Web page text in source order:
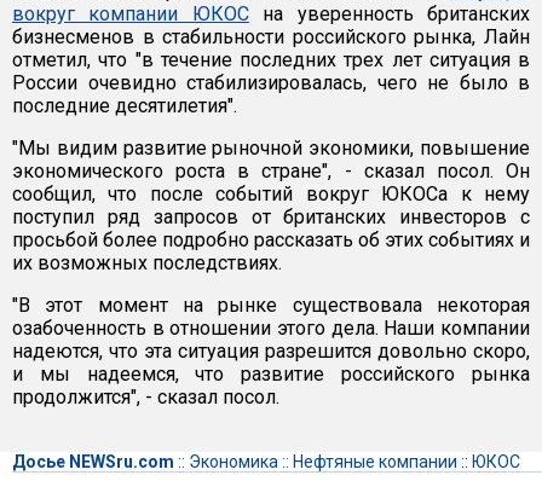
вокруг компании ЮКОСна уверенность британских
бизнесменов в стабильности российского рынка, Лайн
отметил, что "в течение последних трех лет ситуация в
России очевидно стабилизировалась, чего не было в
последние десятилетия".
"Мы видим развитие рыночной экономики, повышение
экономического роста в стране", - сказал посол. Он
сообщил, что после событий вокруг ЮКОСа к нему
поступил ряд запросов от британских инвесторов с
просьбой более подробно рассказать об этих событиях и
их возможных последствиях.
"В этот момент на рынке существовала некоторая
озабоченность в отношении этого дела. Наши компании
надеются, что эта ситуация разрешится довольно скоро,
и мы надеемся, что развитие российского рынка
продолжится", - сказал посол.
Досье NEWSru.com :: Экономика :: Нефтяные компании :: ЮКОС